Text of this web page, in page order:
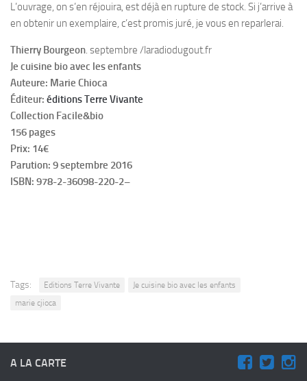
L’ouvrage, on s’en réjouira, est déjà en rupture de stock. Si j’arrive à
en obtenir un exemplaire, c’est promis juré, je vous en reparlerai.
Thierry Bourgeon. septembre /laradiodugout.fr
Je cuisine bio avec les enfants
Auteure: Marie Chioca
Éditeur: éditions Terre Vivante
Collection Facile&bio
156 pages
Prix: 14€
Parution: 9 septembre 2016
ISBN: 978-2-36098-220-2–
Tags: Editions Terre Vivante
Je cuisine bio avec les enfants
marie cjioca
A LA CARTE